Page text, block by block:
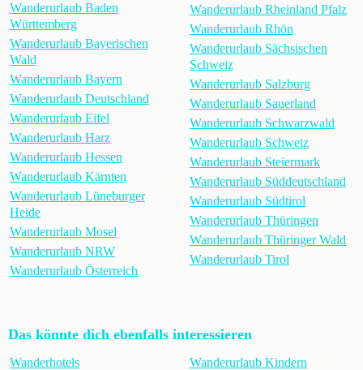
Wanderurlaub Baden
Württemberg
Wanderurlaub Bayerischen
Wald
Wanderurlaub Bayern
Wanderurlaub Deutschland
Wanderurlaub Eifel
Wanderurlaub Harz
Wanderurlaub Hessen
Wanderurlaub Kärnten
Wanderurlaub Lüneburger
Heide
Wanderurlaub Mosel
Wanderurlaub NRW
Wanderurlaub Österreich
Wanderurlaub Rheinland Pfalz
Wanderurlaub Rhön
Wanderurlaub Sächsischen
Schweiz
Wanderurlaub Salzburg
Wanderurlaub Sauerland
Wanderurlaub Schwarzwald
Wanderurlaub Schweiz
Wanderurlaub Steiermark
Wanderurlaub Süddeutschland
Wanderurlaub Südtirol
Wanderurlaub Thüringen
Wanderurlaub Thüringer Wald
Wanderurlaub Tirol
Das könnte dich ebenfalls interessieren
Wanderhotels
Wanderurlaub Kindern